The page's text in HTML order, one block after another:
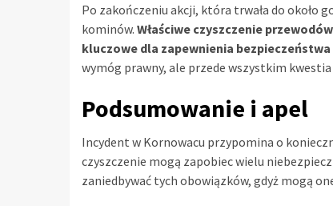
Po zakończeniu akcji, która trwała do około
kominów. Właściwe czyszczenie
kluczowe dla zapewnienia
wymóg prawny, ale przede wszystkim
Podsumowanie i apel
Incydent w Kornowacu przypomina o
czyszczenie mogą zapobiec wielu
zaniedbywać tych obowiązków, gdyż mogą